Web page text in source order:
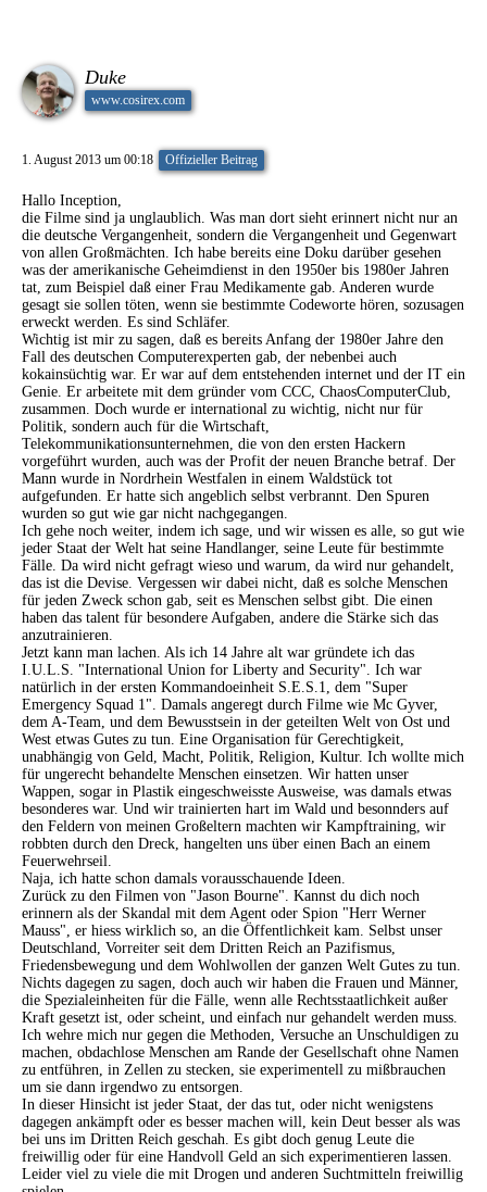
Duke
www.cosirex.com
1. August 2013 um 00:18 Offizieller Beitrag
Hallo Inception,
die Filme sind ja unglaublich. Was man dort sieht erinnert nicht nur an
die deutsche Vergangenheit, sondern die Vergangenheit und Gegenwart
von allen Großmächten. Ich habe bereits eine Doku darüber gesehen
was der amerikanische Geheimdienst in den 1950er bis 1980er Jahren
tat, zum Beispiel daß einer Frau Medikamente gab. Anderen wurde
gesagt sie sollen töten, wenn sie bestimmte Codeworte hören, sozusagen
erweckt werden. Es sind Schläfer.
Wichtig ist mir zu sagen, daß es bereits Anfang der 1980er Jahre den
Fall des deutschen Computerexperten gab, der nebenbei auch
kokainsüchtig war. Er war auf dem entstehenden internet und der IT ein
Genie. Er arbeitete mit dem gründer vom CCC, ChaosComputerClub,
zusammen. Doch wurde er international zu wichtig, nicht nur für
Politik, sondern auch für die Wirtschaft,
Telekommunikationsunternehmen, die von den ersten Hackern
vorgeführt wurden, auch was der Profit der neuen Branche betraf. Der
Mann wurde in Nordrhein Westfalen in einem Waldstück tot
aufgefunden. Er hatte sich angeblich selbst verbrannt. Den Spuren
wurden so gut wie gar nicht nachgegangen.
Ich gehe noch weiter, indem ich sage, und wir wissen es alle, so gut wie
jeder Staat der Welt hat seine Handlanger, seine Leute für bestimmte
Fälle. Da wird nicht gefragt wieso und warum, da wird nur gehandelt,
das ist die Devise. Vergessen wir dabei nicht, daß es solche Menschen
für jeden Zweck schon gab, seit es Menschen selbst gibt. Die einen
haben das talent für besondere Aufgaben, andere die Stärke sich das
anzutrainieren.
Jetzt kann man lachen. Als ich 14 Jahre alt war gründete ich das
I.U.L.S. "International Union for Liberty and Security". Ich war
natürlich in der ersten Kommandoeinheit S.E.S.1, dem "Super
Emergency Squad 1". Damals angeregt durch Filme wie Mc Gyver,
dem A-Team, und dem Bewusstsein in der geteilten Welt von Ost und
West etwas Gutes zu tun. Eine Organisation für Gerechtigkeit,
unabhängig von Geld, Macht, Politik, Religion, Kultur. Ich wollte mich
für ungerecht behandelte Menschen einsetzen. Wir hatten unser
Wappen, sogar in Plastik eingeschweisste Ausweise, was damals etwas
besonderes war. Und wir trainierten hart im Wald und besonnders auf
den Feldern von meinen Großeltern machten wir Kampftraining, wir
robbten durch den Dreck, hangelten uns über einen Bach an einem
Feuerwehrseil.
Naja, ich hatte schon damals vorausschauende Ideen.
Zurück zu den Filmen von "Jason Bourne". Kannst du dich noch
erinnern als der Skandal mit dem Agent oder Spion "Herr Werner
Mauss", er hiess wirklich so, an die Öffentlichkeit kam. Selbst unser
Deutschland, Vorreiter seit dem Dritten Reich an Pazifismus,
Friedensbewegung und dem Wohlwollen der ganzen Welt Gutes zu tun.
Nichts dagegen zu sagen, doch auch wir haben die Frauen und Männer,
die Spezialeinheiten für die Fälle, wenn alle Rechtsstaatlichkeit außer
Kraft gesetzt ist, oder scheint, und einfach nur gehandelt werden muss.
Ich wehre mich nur gegen die Methoden, Versuche an Unschuldigen zu
machen, obdachlose Menschen am Rande der Gesellschaft ohne Namen
zu entführen, in Zellen zu stecken, sie experimentell zu mißbrauchen
um sie dann irgendwo zu entsorgen.
In dieser Hinsicht ist jeder Staat, der das tut, oder nicht wenigstens
dagegen ankämpft oder es besser machen will, kein Deut besser als was
bei uns im Dritten Reich geschah. Es gibt doch genug Leute die
freiwillig oder für eine Handvoll Geld an sich experimentieren lassen.
Leider viel zu viele die mit Drogen und anderen Suchtmitteln freiwillig